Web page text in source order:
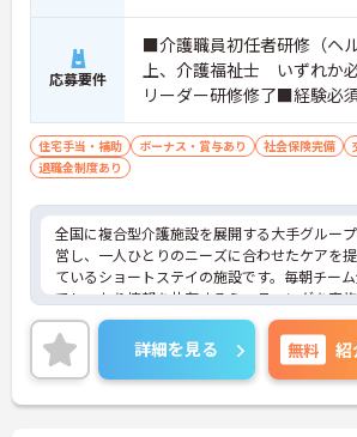
【身だしなみの自由度が高く、ご自身のスタイ
イキイキと活躍できます】 ・髪色やネイル、ヒ
・清潔感と節度を保ちながら、自分らしい働
叶うストレスフリーな職場です
【手厚いサポート体制と多職種連携のもとで
して業務に取り組めます】 ・毎朝のミーティ
情報共有を行っており、困った時もすぐに相
ォローが可能です ・職種を超えた連携が根付
る風通しの良い職場で、70歳までの再雇用制度
と長く働けます
応募要件
■介護職員初任者研修（ヘ
上、介護福祉士 いずれか
リーダー研修修了■経験必
住宅手当・補助 ボーナス・賞与あり 社会保険完備
退職金制度あり
全国に複合型介護施設を展開する大手グルー
営し、一人ひとりのニーズに合わせたケアを
ているショートステイの施設です。毎朝チー
でしっかり情報を共有するミーティングを実
おり、困った時もすぐ相談やフォローができ
しの良い職場環境が整っております。また、施
営への貢献やチームワークなどの日々の努力
的に評価し、賞与とは別に特別報酬を支給す
も導入しています。髪色やネイルなどが原則
詳細を見る 無料 紹